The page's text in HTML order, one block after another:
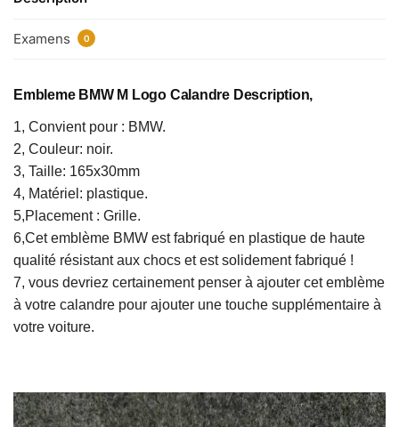
Examens 0
Embleme BMW M Logo Calandre​ Description,
1, Convient pour : BMW.
2, Couleur: noir.
3, Taille: 165x30mm
4, Matériel: plastique.
5,Placement : Grille.
6,Cet emblème BMW est fabriqué en plastique de haute
qualité résistant aux chocs et est solidement fabriqué !
7, vous devriez certainement penser à ajouter cet emblème
à votre calandre pour ajouter une touche supplémentaire à
votre voiture.